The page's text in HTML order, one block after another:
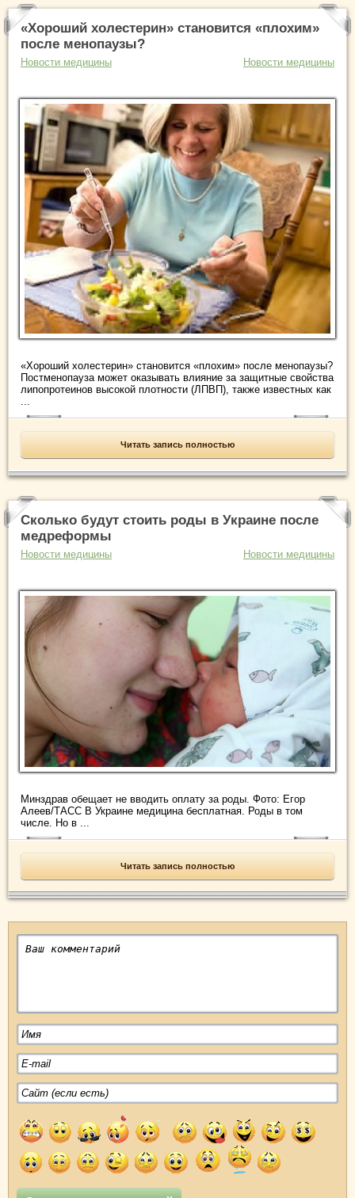
«Хороший холестерин» становится «плохим»
после менопаузы?
Новости медицины Новости медицины
«Хороший холестерин» становится «плохим» после менопаузы?
Постменопауза может оказывать влияние за защитные свойства
липопротеинов высокой плотности (ЛПВП), также известных как
Читать запись полностью
Сколько будут стоить роды в Украине после
медреформы
Новости медицины Новости медицины
Минздрав обещает не вводить оплату за роды. Фото: Егор
Алеев/ТАСС В Украине медицина бесплатная. Роды в том
числе. Но в ...
Читать запись полностью